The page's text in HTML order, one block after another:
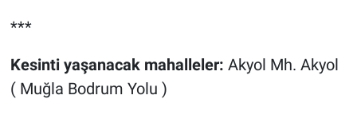
***
Kesinti yaşanacak mahalleler: Akyol Mh. Akyol
( Muğla Bodrum Yolu )